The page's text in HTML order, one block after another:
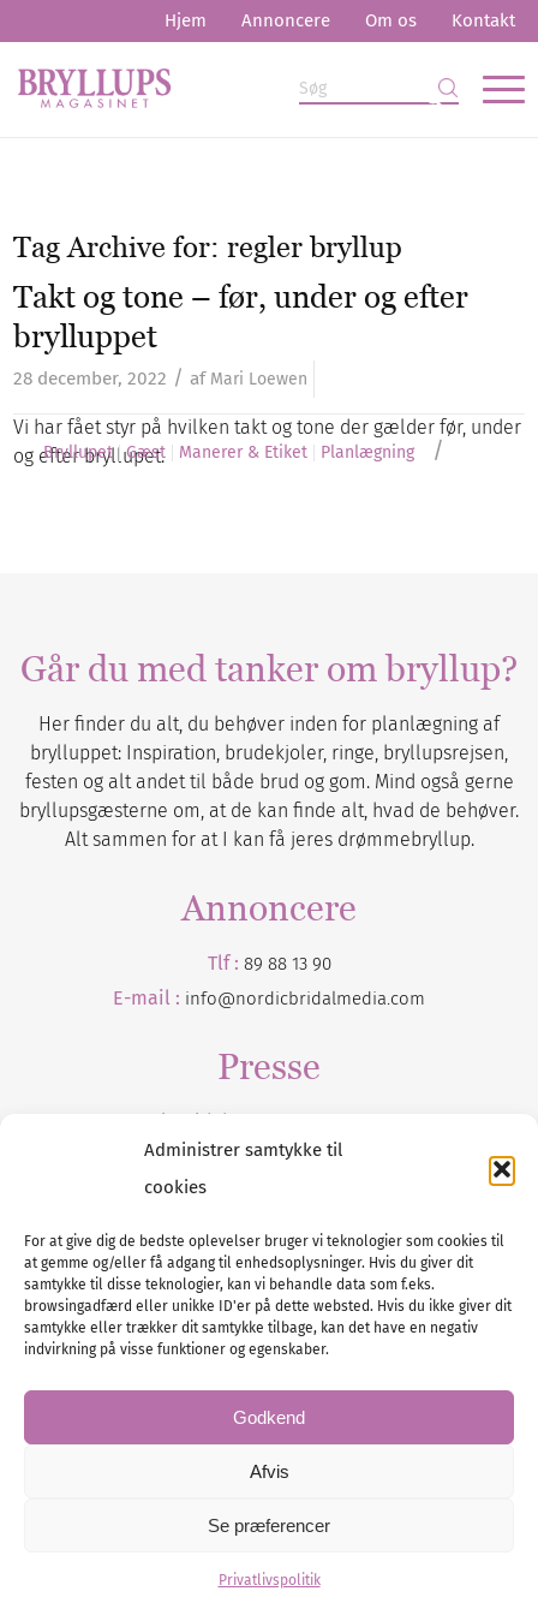
Administrer samtykke til
cookies
For at give dig de bedste oplevelser bruger vi teknologier som cookies til
at gemme og/eller få adgang til enhedsoplysninger. Hvis du giver dit
samtykke til disse teknologier, kan vi behandle data som f.eks.
browsingadfærd eller unikke ID'er på dette websted. Hvis du ikke giver dit
samtykke eller trækker dit samtykke tilbage, kan det have en negativ
indvirkning på visse funktioner og egenskaber.
Godkend
Afvis
Se præferencer
Privatlivspolitik
Hjem Annoncere Om os Kontakt
Tag Archive for:regler bryllup
Takt og tone – før, under og efter
brylluppet
28 december, 2022 / af Mari Loewen
Vi har fået styr på hvilken takt og tone der gælder før, under
og efter bryllupet.
Bryllupet Gæst Manerer & Etiket Planlægning /
Går du med tanker om bryllup?
Her finder du alt, du behøver inden for planlægning af
brylluppet: Inspiration, brudekjoler, ringe, bryllupsrejsen,
festen og alt andet til både brud og gom. Mind også gerne
bryllupsgæsterne om, at de kan finde alt, hvad de behøver.
Alt sammen for at I kan få jeres drømmebryllup.
Annoncere
Tlf : 89 88 13 90
E-mail : info@nordicbridalmedia.com
Presse
Tilmeld dig vores
Tel :89 88 13 90
E-post:info@nordicbridalmedia.com
Nordic Bridal Media
Administration